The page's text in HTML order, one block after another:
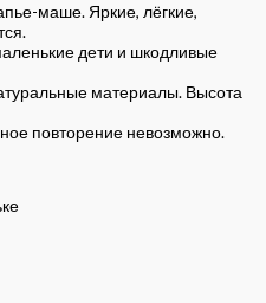
маше. Яркие, лёгкие,
дети и шкодливые
материалы. Высота
повторение невозможно.